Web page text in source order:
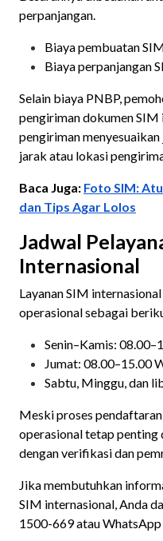
perpanjangan.
Biaya pembuatan
Biaya perpanjangan
Selain biaya PNBP,
pengiriman dokumen SIM
pengiriman
jarak atau lokasi
Baca Juga: Foto SIM:
dan Tips Agar Lolos
Jadwal
Internasional
Layanan SIM
operasional sebagai
Senin–Kamis:
Jumat: 08.00–15.00
Sabtu, Minggu, dan
Meski proses
operasional tetap
dengan verifikasi dan
Jika membutuhkan
SIM internasional, Anda
1500-669 atau